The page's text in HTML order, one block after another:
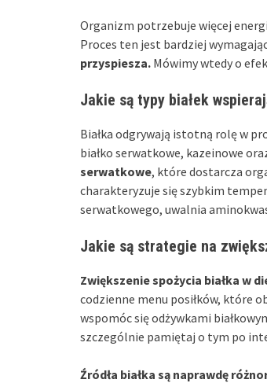
Organizm potrzebuje więcej
Proces ten jest bardziej
przyspiesza. Mówimy wtedy o
Jakie są typy białek
Białka odgrywają istotną rolę w
białko serwatkowe, kazeinowe
serwatkowe, które dostarcza
charakteryzuje się szybkim
serwatkowego, uwalnia
Jakie są strategie na
Zwiększenie spożycia białka w
codzienne menu posiłków, które
wspomóc się odżywkami
szczególnie pamiętaj o tym po
Źródła białka są naprawdę